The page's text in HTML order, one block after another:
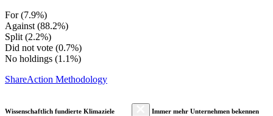
For (7.9%)
Against (88.2%)
Split (2.2%)
Did not vote (0.7%)
No holdings (1.1%)
ShareAction Methodology
Wissenschaftlich fundierte Klimaziele
Immer mehr Unternehmen bekennen